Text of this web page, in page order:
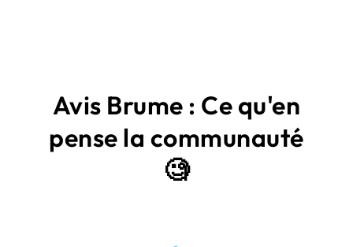
Avis Brume : Ce qu'en
pense la communauté
🧐